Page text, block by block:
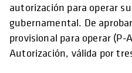
autorización para operar
gubernamental. De
provisional para operar (P-
Autorización, válida por